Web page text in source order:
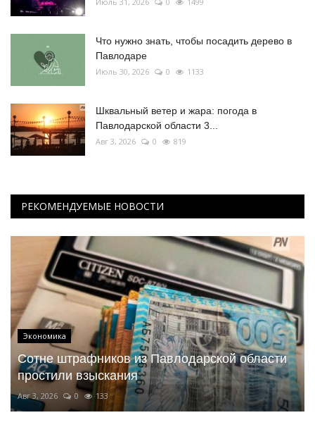
Что нужно знать, чтобы посадить дерево в
Павлодаре
Июль 30, 2026 0 1133
Шквальный ветер и жара: погода в
Павлодарской области 3...
Авг 3, 2026 0 819
РЕКОМЕНДУЕМЫЕ НОВОСТИ
Экономика
Сотне штрафников из Павлодарской области
простили взыскания
Авг 3, 2026 0 133